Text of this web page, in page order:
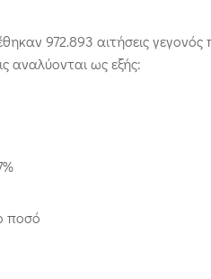
972.893 αιτήσεις γεγονός
αναλύονται ως εξής:
ποσό